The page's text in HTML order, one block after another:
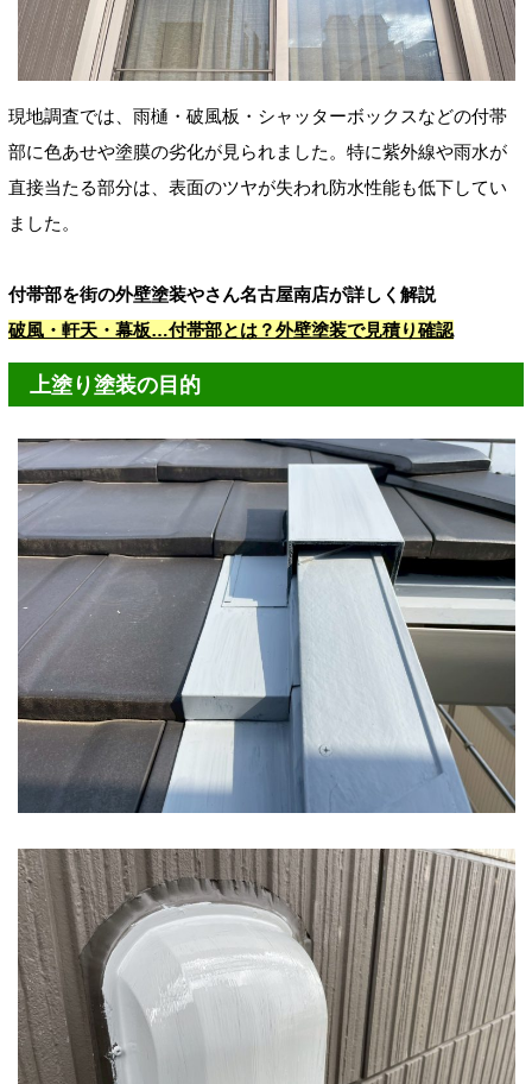
現地調査では、雨樋・破風板・シャッターボックスなどの付帯
部に色あせや塗膜の劣化が見られました。特に紫外線や雨水が
直接当たる部分は、表面のツヤが失われ防水性能も低下してい
ました。
付帯部を街の外壁塗装やさん名古屋南店が詳しく解説
破風・軒天・幕板…付帯部とは？外壁塗装で見積り確認
上塗り塗装の目的